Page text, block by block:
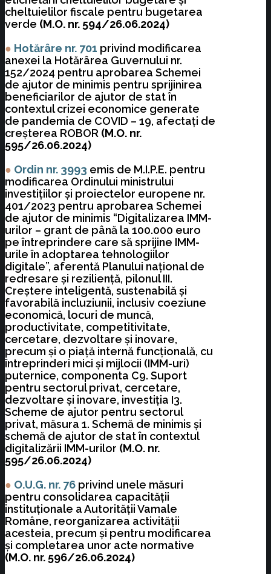
cheltuielilor fiscale pentru bugetarea
verde (M.O. nr. 594/26.06.2024)
● Hotărâre nr. 701 privind modificarea
anexei la Hotărârea Guvernului nr.
152/2024 pentru aprobarea Schemei
de ajutor de minimis pentru sprijinirea
beneficiarilor de ajutor de stat în
contextul crizei economice generate
de pandemia de COVID – 19, afectaţi de
creşterea ROBOR (M.O. nr.
595/26.06.2024)
● Ordin nr. 3993 emis de M.I.P.E. pentru
modificarea Ordinului ministrului
investiţiilor şi proiectelor europene nr.
401/2023 pentru aprobarea Schemei
de ajutor de minimis “Digitalizarea IMM-
urilor – grant de până la 100.000 euro
pe întreprindere care să sprijine IMM-
urile în adoptarea tehnologiilor
digitale”, aferentă Planului naţional de
redresare şi rezilienţă, pilonul III.
Creştere inteligentă, sustenabilă şi
favorabilă incluziunii, inclusiv coeziune
economică, locuri de muncă,
productivitate, competitivitate,
cercetare, dezvoltare şi inovare,
precum şi o piaţă internă funcţională, cu
întreprinderi mici şi mijlocii (IMM-uri)
puternice, componenta C9. Suport
pentru sectorul privat, cercetare,
dezvoltare şi inovare, investiţia I3.
Scheme de ajutor pentru sectorul
privat, măsura 1. Schemă de minimis şi
schemă de ajutor de stat în contextul
digitalizării IMM-urilor (M.O. nr.
595/26.06.2024)
● O.U.G. nr. 76 privind unele măsuri
pentru consolidarea capacităţii
instituţionale a Autorităţii Vamale
Române, reorganizarea activităţii
acesteia, precum şi pentru modificarea
şi completarea unor acte normative
(M.O. nr. 596/26.06.2024)